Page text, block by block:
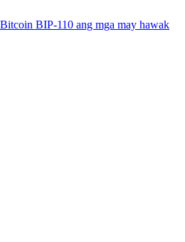
BIP-110 ang mga may hawak